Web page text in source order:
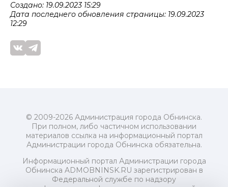
Создано: 19.09.2023 15:29
Дата последнего обновления страницы: 19.09.2023
12:29
© 2009-2026 Администрация города Обнинска.
При полном, либо частичном использовании
материалов ссылка на информационный портал
Администрации города Обнинска обязательна.
Информационный портал Администрации города
Обнинска ADMOBNINSK.RU зарегистрирован в
Федеральной службе по надзору